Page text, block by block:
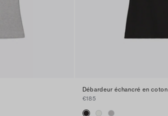
Débardeur échancré en coton
€185